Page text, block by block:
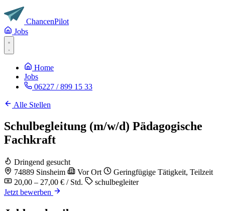
ChancenPilot
Jobs
Home
Jobs
06227 / 899 15 33
Alle Stellen
Schulbegleitung (m/w/d) Pädagogische
Fachkraft
Dringend gesucht
74889 Sinsheim
Vor Ort
Geringfügige Tätigkeit, Teilzeit
20,00 – 27,00 € / Std.
schulbegleiter
Jetzt bewerben